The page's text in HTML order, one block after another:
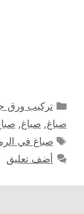
التصنيفات
تركيب ورق
صباغ, صباغ,
الوسوم
صباغ في
أضف تعليق